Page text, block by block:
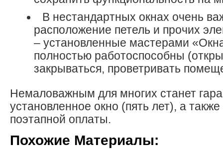
В нестандартных окнах очень
расположение петель и прочих
– установленные мастерами
полностью работоспособны
закрываться, проветривать
Немаловажным для многих станет
установленное окно (пять лет), а
поэтапной оплаты.
Похожие Материалы: